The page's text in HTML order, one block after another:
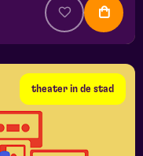
theater in de stad